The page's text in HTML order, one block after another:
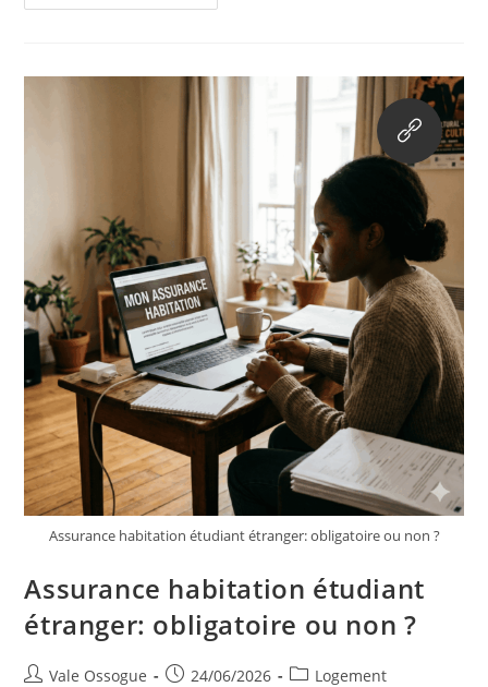
Assurance habitation étudiant étranger: obligatoire ou non ?
Assurance habitation étudiant
étranger: obligatoire ou non ?
Vale Ossogue 24/06/2026 Logement